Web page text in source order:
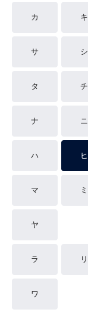
カ キ
サ シ
タ チ
ナ ニ
ハ ヒ
マ ミ
ヤ
ラ リ
ワ